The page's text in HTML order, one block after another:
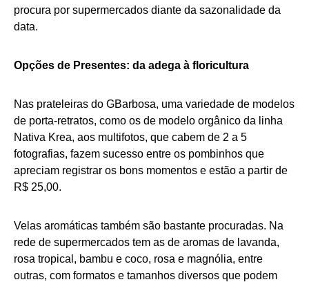
procura por supermercados diante da sazonalidade da
data.
Opções de Presentes: da adega à floricultura
Nas prateleiras do GBarbosa, uma variedade de modelos
de porta-retratos, como os de modelo orgânico da linha
Nativa Krea, aos multifotos, que cabem de 2 a 5
fotografias, fazem sucesso entre os pombinhos que
apreciam registrar os bons momentos e estão a partir de
R$ 25,00.
Velas aromáticas também são bastante procuradas. Na
rede de supermercados tem as de aromas de lavanda,
rosa tropical, bambu e coco, rosa e magnólia, entre
outras, com formatos e tamanhos diversos que podem